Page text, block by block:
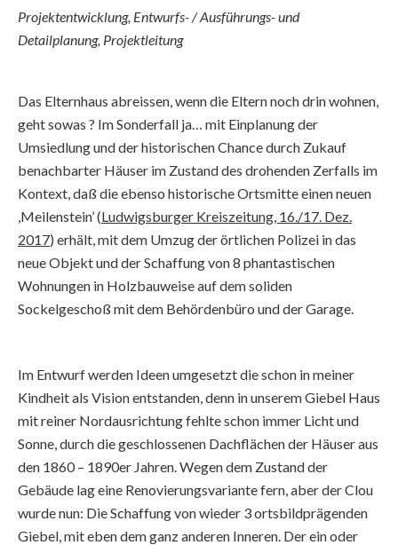
Projektentwicklung, Entwurfs- / Ausführungs- und
Detailplanung, Projektleitung
Das Elternhaus abreissen, wenn die Eltern noch drin wohnen,
geht sowas ? Im Sonderfall ja… mit Einplanung der
Umsiedlung und der historischen Chance durch Zukauf
benachbarter Häuser im Zustand des drohenden Zerfalls im
Kontext, daß die ebenso historische Ortsmitte einen neuen
,Meilenstein’ (Ludwigsburger Kreiszeitung, 16./17. Dez.
2017) erhält, mit dem Umzug der örtlichen Polizei in das
neue Objekt und der Schaffung von 8 phantastischen
Wohnungen in Holzbauweise auf dem soliden
Sockelgeschoß mit dem Behördenbüro und der Garage.
Im Entwurf werden Ideen umgesetzt die schon in meiner
Kindheit als Vision entstanden, denn in unserem Giebel Haus
mit reiner Nordausrichtung fehlte schon immer Licht und
Sonne, durch die geschlossenen Dachflächen der Häuser aus
den 1860 – 1890er Jahren. Wegen dem Zustand der
Gebäude lag eine Renovierungsvariante fern, aber der Clou
wurde nun: Die Schaffung von wieder 3 ortsbildprägenden
Giebel, mit eben dem ganz anderen Inneren. Der ein oder